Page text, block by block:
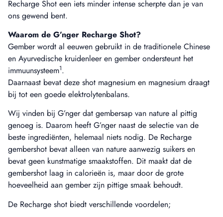
Recharge Shot een iets minder intense scherpte dan je van
ons gewend bent.
Waarom de G’nger Recharge Shot?
Gember wordt al eeuwen gebruikt in de traditionele Chinese
en Ayurvedische kruidenleer en gember ondersteunt het
immuunsysteem1.
Daarnaast bevat deze shot magnesium en magnesium draagt
bij tot een goede elektrolytenbalans.
Wij vinden bij G’nger dat gembersap van nature al pittig
genoeg is. Daarom heeft G’nger naast de selectie van de
beste ingrediënten, helemaal niets nodig. De Recharge
gembershot bevat alleen van nature aanwezig suikers en
bevat geen kunstmatige smaakstoffen. Dit maakt dat de
gembershot laag in calorieën is, maar door de grote
hoeveelheid aan gember zijn pittige smaak behoudt.
De Recharge shot biedt verschillende voordelen;